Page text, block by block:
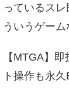
っているス
ういうゲー
【MTGA】
ト操作も永